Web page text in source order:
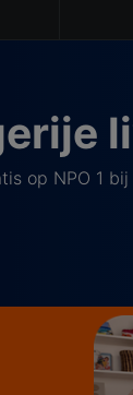
op NPO 1